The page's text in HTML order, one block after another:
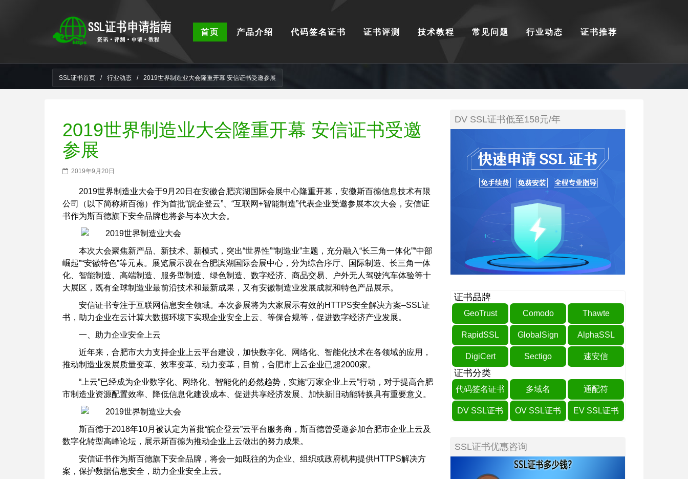
首页 产品介绍 代码签名证书 证书评测 技术教程 常见问题 行业动态 证书推荐
SSL证书首页 / 行业动态 / 2019世界制造业大会隆重开幕 安信证书受邀参展
2019世界制造业大会隆重开幕 安信证书受邀
参展
2019年9月20日
2019世界制造业大会于9月20日在安徽合肥滨湖国际会展中心隆重开幕，安徽斯百德信息技术有限
公司（以下简称斯百德）作为首批“皖企登云”、“互联网+智能制造”代表企业受邀参展本次大会，安信证
书作为斯百德旗下安全品牌也将参与本次大会。
本次大会聚焦新产品、新技术、新模式，突出“世界性”“制造业”主题，充分融入“长三角一体化”“中部
崛起”“安徽特色”等元素。展览展示设在合肥滨湖国际会展中心，分为综合序厅、国际制造、长三角一体
化、智能制造、高端制造、服务型制造、绿色制造、数字经济、商品交易、户外无人驾驶汽车体验等十
大展区，既有全球制造业最前沿技术和最新成果，又有安徽制造业发展成就和特色产品展示。
安信证书专注于互联网信息安全领域。本次参展将为大家展示有效的HTTPS安全解决方案–SSL证
书，助力企业在云计算大数据环境下实现企业安全上云、等保合规等，促进数字经济产业发展。
一、助力企业安全上云
近年来，合肥市大力支持企业上云平台建设，加快数字化、网络化、智能化技术在各领域的应用，
推动制造业发展质量变革、效率变革、动力变革，目前，合肥市上云企业已超2000家。
“上云”已经成为企业数字化、网络化、智能化的必然趋势，实施“万家企业上云”行动，对于提高合肥
市制造业资源配置效率、降低信息化建设成本、促进共享经济发展、加快新旧动能转换具有重要意义。
斯百德于2018年10月被认定为首批“皖企登云”云平台服务商，斯百德曾受邀参加合肥市企业上云及
数字化转型高峰论坛，展示斯百德为推动企业上云做出的努力成果。
安信证书作为斯百德旗下安全品牌，将会一如既往的为企业、组织或政府机构提供HTTPS解决方
案，保护数据信息安全，助力企业安全上云。
DV SSL证书低至158元/年
证书品牌
GeoTrust Comodo Thawte
RapidSSL GlobalSign AlphaSSL
DigiCert Sectigo 速安信
证书分类
代码签名证书 多域名 通配符
DV SSL证书 OV SSL证书 EV SSL证书
SSL证书优惠咨询